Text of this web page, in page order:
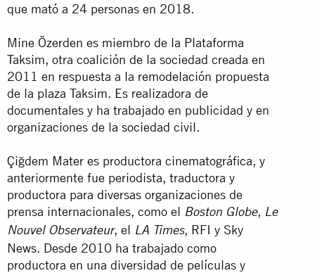
que mató a 24 personas en 2018.
Mine Özerden es miembro de la Plataforma
Taksim, otra coalición de la sociedad creada en
2011 en respuesta a la remodelación propuesta
de la plaza Taksim. Es realizadora de
documentales y ha trabajado en publicidad y en
organizaciones de la sociedad civil.
Çiğdem Mater es productora cinematográfica, y
anteriormente fue periodista, traductora y
productora para diversas organizaciones de
prensa internacionales, como el Boston Globe, Le
Nouvel Observateur, el LA Times, RFI y Sky
News. Desde 2010 ha trabajado como
productora en una diversidad de películas y